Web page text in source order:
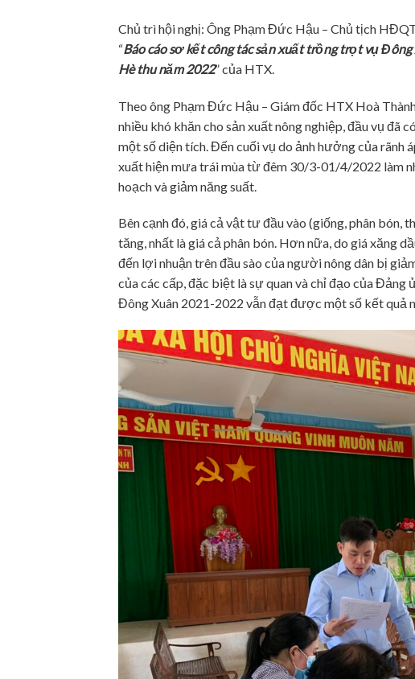
Chủ trì hội nghị: Ông Phạm Đức Hậu – Chủ tịch
“Báo cáo sơ kết công tác sản xuất trồng trọt vụ
Hè thu năm 2022” của HTX.
Theo ông Phạm Đức Hậu – Giám đốc HTX Hoà
nhiều khó khăn cho sản xuất nông nghiệp, đầu vụ
một số diện tích. Đến cuối vụ do ảnh hưởng của
xuất hiện mưa trái mùa từ đêm 30/3-01/4/2022 làm
hoạch và giảm năng suất.
Bên cạnh đó, giá cả vật tư đầu vào (giống, phân
tăng, nhất là giá cả phân bón. Hơn nữa, do giá xăng
đến lợi nhuận trên đầu sào của người nông dân bị
của các cấp, đặc biệt là sự quan và chỉ đạo của
Đông Xuân 2021-2022 vẫn đạt được một số kết quả